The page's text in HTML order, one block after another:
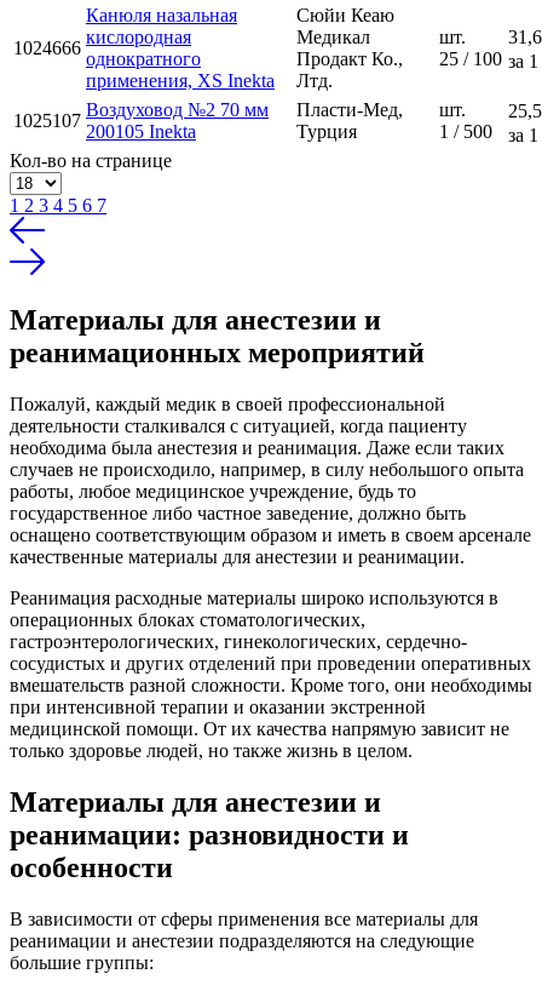
1024666
Канюля назальная
кислородная
однократного
применения, XS Inekta
Сюйи Кеаю
Медикал
Продакт Ко.,
Лтд.
шт.
25 / 100 за
1025107
Воздуховод №2 70 мм
200105 Inekta
Пласти-Мед,
Турция
шт.
1 / 500
за
Кол-во на странице
1 2 3 4 5 6 7
Материалы для анестезии и
реанимационных мероприятий
Пожалуй, каждый медик в своей профессиональной
деятельности сталкивался с ситуацией, когда пациенту
необходима была анестезия и реанимация. Даже если таких
случаев не происходило, например, в силу небольшого опыта
работы, любое медицинское учреждение, будь то
государственное либо частное заведение, должно быть
оснащено соответствующим образом и иметь в своем арсенале
качественные материалы для анестезии и реанимации.
Реанимация расходные материалы широко используются в
операционных блоках стоматологических,
гастроэнтерологических, гинекологических, сердечно-
сосудистых и других отделений при проведении оперативных
вмешательств разной сложности. Кроме того, они необходимы
при интенсивной терапии и оказании экстренной
медицинской помощи. От их качества напрямую зависит не
только здоровье людей, но также жизнь в целом.
Материалы для анестезии и
реанимации: разновидности и
особенности
В зависимости от сферы применения все материалы для
реанимации и анестезии подразделяются на следующие
большие группы: